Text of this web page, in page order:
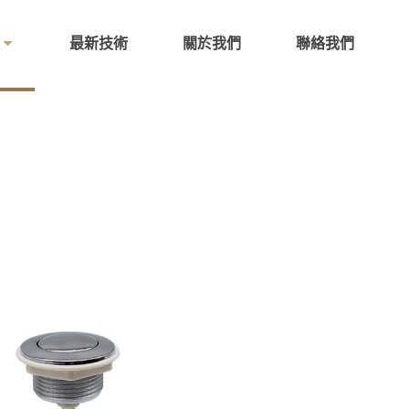
最新技術 關於我們 聯絡我們